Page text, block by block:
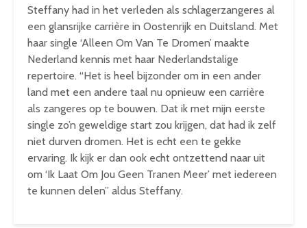
Steffany had in het verleden als schlagerzangeres al
een glansrijke carrière in Oostenrijk en Duitsland. Met
haar single ‘Alleen Om Van Te Dromen’ maakte
Nederland kennis met haar Nederlandstalige
repertoire. “Het is heel bijzonder om in een ander
land met een andere taal nu opnieuw een carrière
als zangeres op te bouwen. Dat ik met mijn eerste
single zo’n geweldige start zou krijgen, dat had ik zelf
niet durven dromen. Het is echt een te gekke
ervaring. Ik kijk er dan ook echt ontzettend naar uit
om ‘Ik Laat Om Jou Geen Tranen Meer’ met iedereen
te kunnen delen” aldus Steffany.